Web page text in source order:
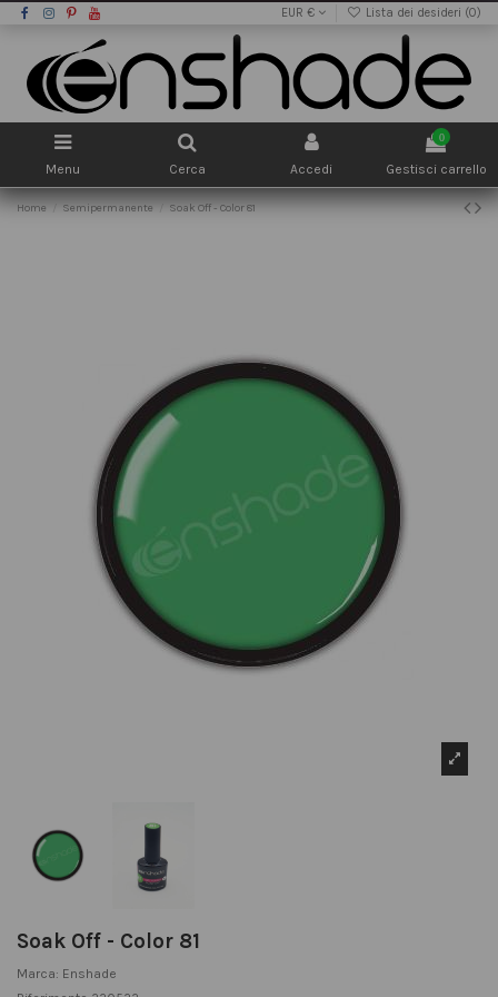
EUR € Lista dei desideri (0)
Menu Cerca Accedi
0
Gestisci carrello
Home Semipermanente Soak Off - Color 81
Soak Off - Color 81
Marca: Enshade